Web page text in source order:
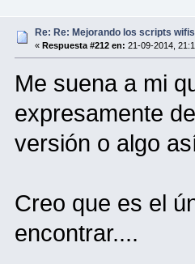
Re: Re: Mejorando los scripts
« Respuesta #212 en: 21-09-2014,
Me suena a mi
expresamente
versión o algo
Creo que es el
encontrar....